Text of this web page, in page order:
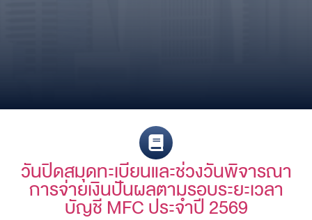
วันปิดสมุดทะเบียนและช่วงวันพิจารณา
การจ่ายเงินปันผลตามรอบระยะเวลา
บัญชี MFC ประจำปี 2569